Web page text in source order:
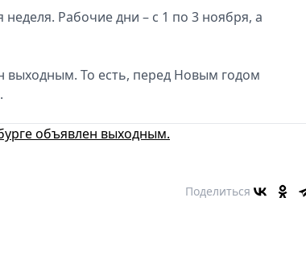
Рабочие дни – с 1 по 3 ноября, а
выходным. То есть, перед Новым годом
объявлен выходным.
Поделиться